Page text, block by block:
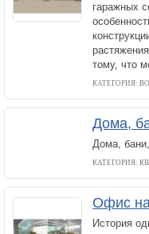
гаражных
тому, что
КАТЕГОРИЯ:
Дома,
Дома, бани,
КАТЕГОРИЯ:
Офис
История